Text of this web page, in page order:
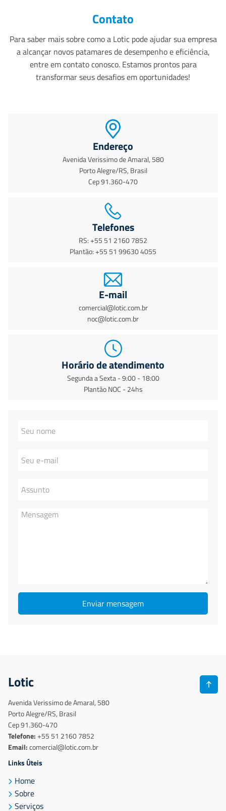
Contato
Para saber mais sobre como a Lotic pode ajudar sua empresa
a alcançar novos patamares de desempenho e eficiência,
entre em contato conosco. Estamos prontos para
transformar seus desafios em oportunidades!
Endereço
Avenida Verissimo de Amaral, 580
Porto Alegre/RS, Brasil
Cep 91.360-470
Telefones
RS: +55 51 2160 7852
Plantão: +55 51 99630 4055
E-mail
comercial@lotic.com.br
noc@lotic.com.br
Horário de atendimento
Segunda a Sexta - 9:00 - 18:00
Plantão NOC - 24hs
Enviar mensagem
Lotic
Avenida Verissimo de Amaral, 580
Porto Alegre/RS, Brasil
Cep 91.360-470
Telefone:+55 51 2160 7852
Email:comercial@lotic.com.br
Links Úteis
Home
Sobre
Serviços